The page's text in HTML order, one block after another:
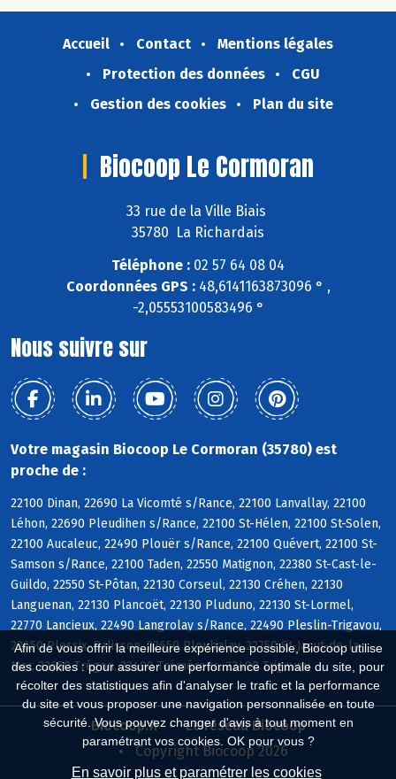
Afin de vous offrir la meilleure expérience possible, Biocoop utilise
des cookies : pour assurer une performance optimale du site, pour
récolter des statistiques afin d'analyser le trafic et la performance
du site et vous proposer une navigation personnalisée en toute
sécurité. Vous pouvez changer d'avis à tout moment en
paramétrant vos cookies. OK pour vous ?
En savoir plus et paramétrer les cookies
Accueil Contact
Mentions légales
Protection des données
CGU
Gestion des cookies
Plan du site
Biocoop Le Cormoran
33 rue de la Ville Biais
35780 La Richardais
Téléphone : 02 57 64 08 04
Coordonnées GPS :48,6141163873096 ° ,
-2,05553100583496 °
Nous suivre sur
Votre magasin Biocoop Le Cormoran (35780) est
proche de :
22100 Dinan, 22690 La Vicomté s/Rance, 22100 Lanvallay, 22100
Léhon, 22690 Pleudihen s/Rance, 22100 St-Hélen, 22100 St-Solen,
22100 Aucaleuc, 22490 Plouër s/Rance, 22100 Quévert, 22100 St-
Samson s/Rance, 22100 Taden, 22550 Matignon, 22380 St-Cast-le-
Guildo, 22550 St-Pôtan, 22130 Corseul, 22130 Créhen, 22130
Languenan, 22130 Plancoët, 22130 Pluduno, 22130 St-Lormel,
22770 Lancieux, 22490 Langrolay s/Rance, 22490 Pleslin-Trigavou,
22650 Plessix-Balisson, 22650 Ploubalay, 22750 St-Jacut-de-la-
Mer, 22650 Trégon, 22490 Tréméreuc, 22490 Trigavou
Biocoop.fr
Le réseau Biocoop
Copyright Biocoop 2026